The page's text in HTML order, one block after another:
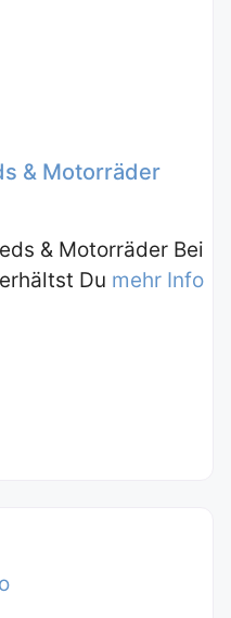
& Motorräder
& Motorräder Bei
Du mehr Info